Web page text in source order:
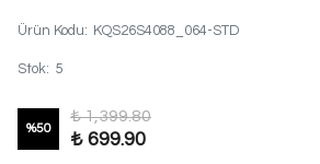
Ürün Kodu: KQS26S4088_064-STD
Stok: 5
%50
₺ 1,399.80
₺ 699.90